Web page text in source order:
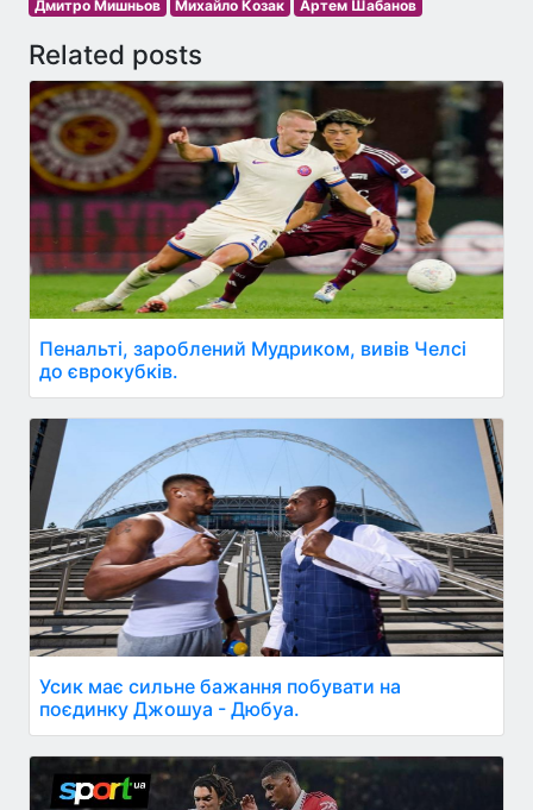
Дмитро Мишньов
Михайло Козак Артем Шабанов
Related posts
Пенальті, зароблений Мудриком, вивів Челсі
до єврокубків.
Усик має сильне бажання побувати на
поєдинку Джошуа - Дюбуа.